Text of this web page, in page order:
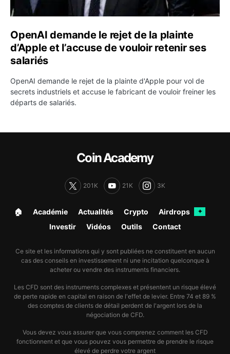
OpenAI demande le rejet de la plainte
d’Apple et l’accuse de vouloir retenir ses
salariés
OpenAI demande le rejet de la plainte d'Apple pour vol de
secrets industriels et accuse le fabricant de vouloir freiner les
départs de salariés.
Coin Academy
201K 21K 3K
🏠︎ Académie Actualités Crypto Airdrops ✦
Investir Vidéos Outils Contact
Ce site et les informations qui y sont publiées ne constituent en aucun
cas des conseils en investissement ni une incitation quelconque à
acheter ou vendre des instruments financiers.
Les CFD sont des instruments complexes et présentent un risque élevé
de perte rapide en capital en raison de l'effet de levier. Entre 74 et 89 %
des comptes de clients de détail perdent de l'argent lors de la
négociation de CFD.
Vous devez vous assurer que vous comprenez comment les CFD
fonctionnent et que vous pouvez vous permettre de prendre le risque
élevé de perdre votre argent